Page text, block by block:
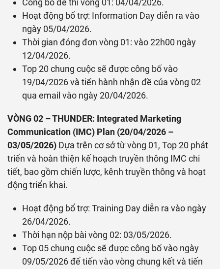
Công bố đề thi vòng 01: 04/04/2026.
Hoạt động bổ trợ: Information Day diễn ra vào
ngày 05/04/2026.
Thời gian đóng đơn vòng 01: vào 22h00 ngày
12/04/2026.
Top 20 chung cuộc sẽ được công bố vào
19/04/2026 và tiến hành nhận đề của vòng 02
qua email vào ngày 20/04/2026.
VÒNG 02 – THUNDER: Integrated Marketing
Communication (IMC) Plan (20/04/2026 –
03/05/2026) Dựa trên cơ sở từ vòng 01, Top 20 phát
triển và hoàn thiện kế hoạch truyền thông IMC chi
tiết, bao gồm chiến lược, kênh truyền thông và hoạt
động triển khai.
Hoạt động bổ trợ: Training Day diễn ra vào ngày
26/04/2026.
Thời hạn nộp bài vòng 02: 03/05/2026.
Top 05 chung cuộc sẽ được công bố vào ngày
09/05/2026 để tiến vào vòng chung kết và tiến